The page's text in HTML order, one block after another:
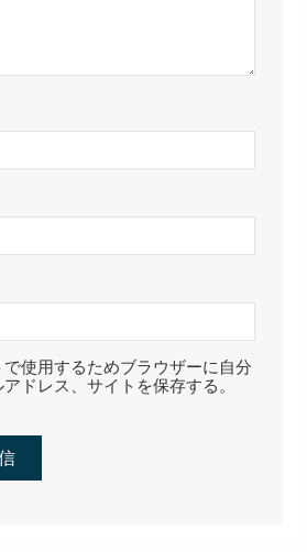
使用するためブラウザーに自分
ドレス、サイトを保存する。